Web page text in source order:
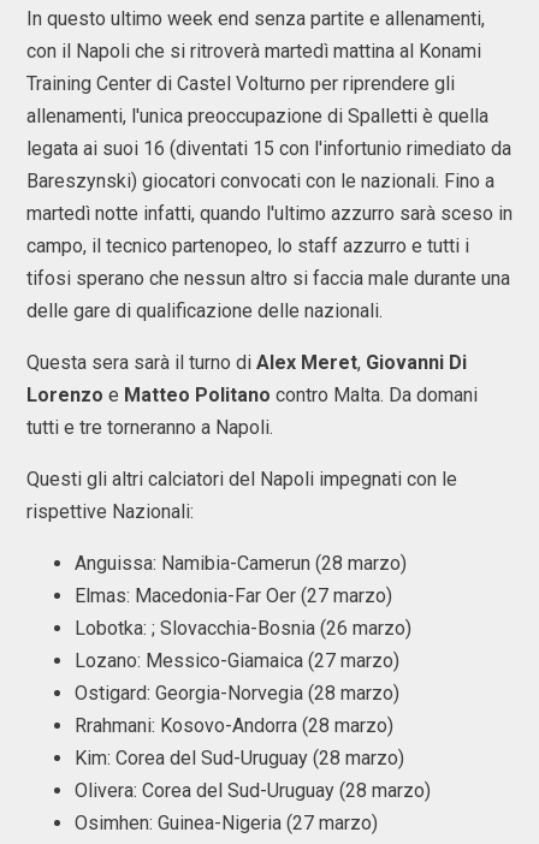
In questo ultimo week end senza partite e allenamenti,
con il Napoli che si ritroverà martedì mattina al Konami
Training Center di Castel Volturno per riprendere gli
allenamenti, l'unica preoccupazione di Spalletti è quella
legata ai suoi 16 (diventati 15 con l'infortunio rimediato da
Bareszynski) giocatori convocati con le nazionali. Fino a
martedì notte infatti, quando l'ultimo azzurro sarà sceso in
campo, il tecnico partenopeo, lo staff azzurro e tutti i
tifosi sperano che nessun altro si faccia male durante una
delle gare di qualificazione delle nazionali.
Questa sera sarà il turno di Alex Meret, Giovanni Di
Lorenzo e Matteo Politano contro Malta. Da domani
tutti e tre torneranno a Napoli.
Questi gli altri calciatori del Napoli impegnati con le
rispettive Nazionali:
Anguissa: Namibia-Camerun (28 marzo)
Elmas: Macedonia-Far Oer (27 marzo)
Lobotka: ; Slovacchia-Bosnia (26 marzo)
Lozano: Messico-Giamaica (27 marzo)
Ostigard: Georgia-Norvegia (28 marzo)
Rrahmani: Kosovo-Andorra (28 marzo)
Kim: Corea del Sud-Uruguay (28 marzo)
Olivera: Corea del Sud-Uruguay (28 marzo)
Osimhen: Guinea-Nigeria (27 marzo)